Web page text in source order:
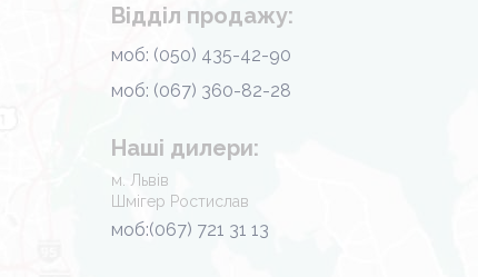
Відділ продажу:
моб: (050) 435-42-90
моб: (067) 360-82-28
Наші дилери:
м. Львів
Шмігер Ростислав
моб:(067) 721 31 13